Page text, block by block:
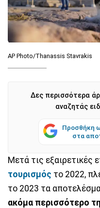
AP Photo/Thanassis Stavrakis
Δες περισσότερα
αναζητάς
Προσθήκη
στα
Μετά τις εξαιρετικές
τουρισμός το 2022,
το 2023 τα
ακόμα περισσότερο